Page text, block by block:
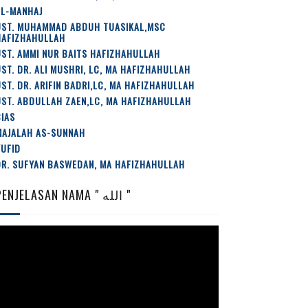
MANHAJ
MUHAMMAD ABDUH TUASIKAL,MSC
AMMI NUR BAITS HAFIZHAHULLAH
DR. ALI MUSHRI, LC, MA HAFIZHAHULLAH
DR. ARIFIN BADRI,LC, MA HAFIZHAHULLAH
ABDULLAH ZAEN,LC, MA HAFIZHAHULLAH
AS-SUNNAH
SUFYAN BASWEDAN, MA HAFIZHAHULLAH
PENJELASAN NAMA " الله "